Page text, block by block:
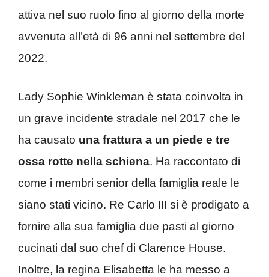
attiva nel suo ruolo fino al giorno della morte
avvenuta all’età di 96 anni nel settembre del
2022.
Lady Sophie Winkleman è stata coinvolta in
un grave incidente stradale nel 2017 che le
ha causato una frattura a un piede e tre
ossa rotte nella schiena. Ha raccontato di
come i membri senior della famiglia reale le
siano stati vicino. Re Carlo III si è prodigato a
fornire alla sua famiglia due pasti al giorno
cucinati dal suo chef di Clarence House.
Inoltre, la regina Elisabetta le ha messo a